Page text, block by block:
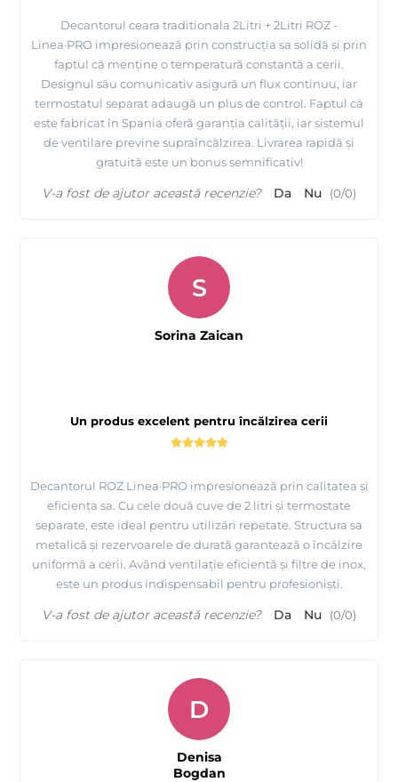
Decantorul ceara traditionala 2Litri + 2Litri ROZ -
Linea·PRO impresionează prin construcția sa solidă și prin
faptul că menține o temperatură constantă a cerii.
Designul său comunicativ asigură un flux continuu, iar
termostatul separat adaugă un plus de control. Faptul că
este fabricat în Spania oferă garanția calității, iar sistemul
de ventilare previne supraîncălzirea. Livrarea rapidă și
gratuită este un bonus semnificativ!
V-a fost de ajutor această recenzie? Da Nu (0/0)
Un produs excelent pentru încălzirea cerii
Decantorul ROZ Linea·PRO impresionează prin calitatea și
eficiența sa. Cu cele două cuve de 2 litri și termostate
separate, este ideal pentru utilizări repetate. Structura sa
metalică și rezervoarele de durată garantează o încălzire
uniformă a cerii. Având ventilație eficientă și filtre de inox,
este un produs indispensabil pentru profesioniști.
S
Sorina Zaican
V-a fost de ajutor această recenzie? Da Nu (0/0)
D
Denisa
Bogdan